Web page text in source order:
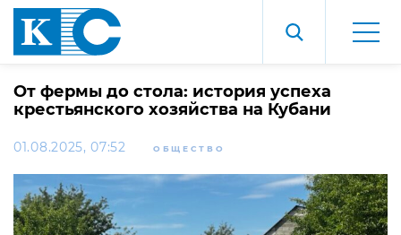
От фермы до стола: история успеха
крестьянского хозяйства на Кубани
01.08.2025, 07:52 ОБЩЕСТВО